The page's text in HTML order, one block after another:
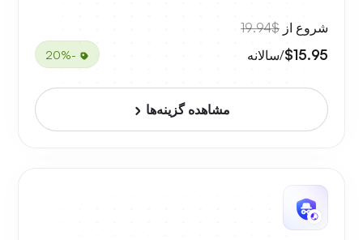
شروع از $19.94
$15.95/سالانه -20%
مشاهده گزینه‌ها